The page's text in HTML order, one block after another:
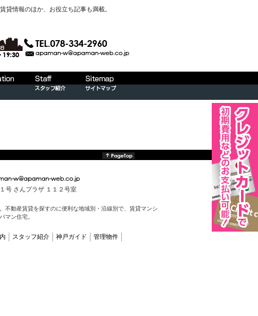
情報のほか、お役立ち記事も満載。
さんプラザ １１２号室
不動産賃貸を探すのに便利な地域別・沿線別で、賃貸マンシ
マン住宅。
スタッフ紹介 神戸ガイド
管理物件